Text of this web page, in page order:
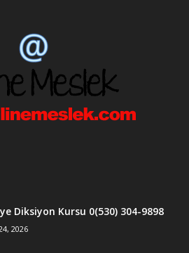
Diksiyon Kursu 0(530) 304-9898
2026